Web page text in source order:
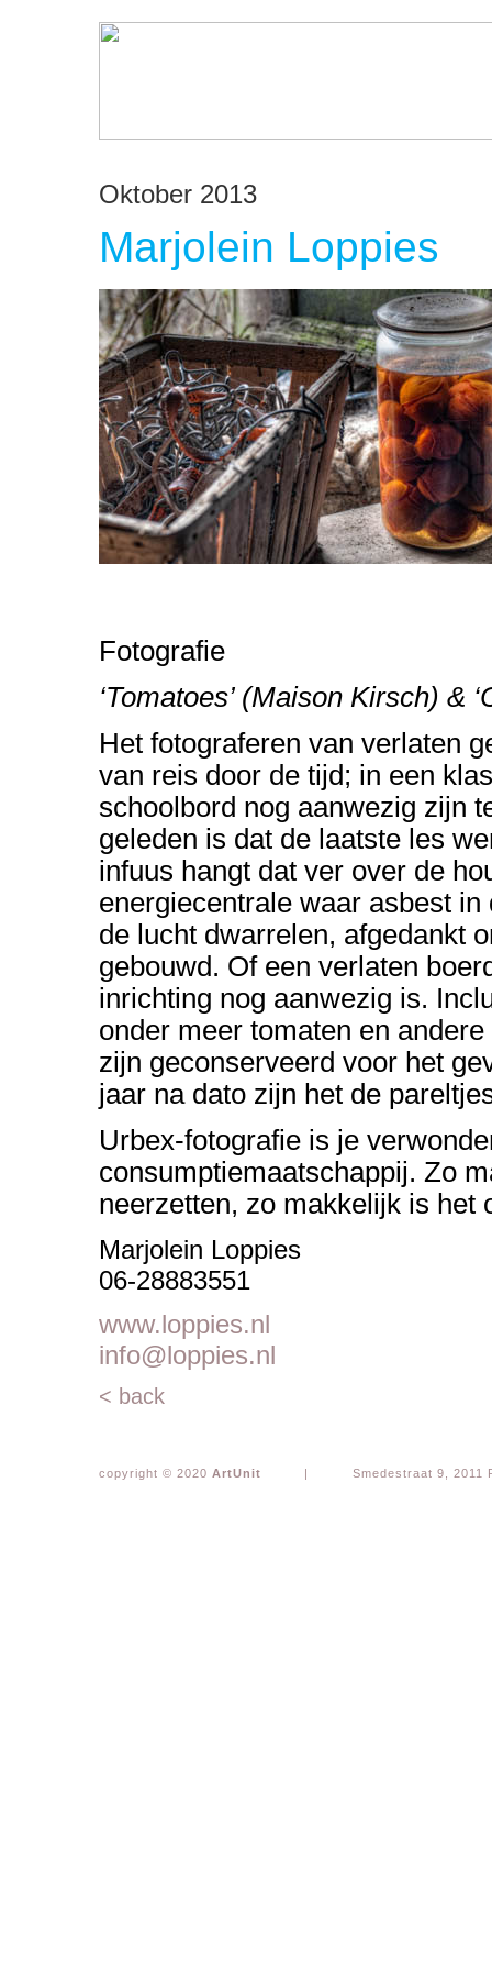
Oktober 2013
Marjolein Loppies
Fotografie
‘Tomatoes’ (Maison Kirsch) &
Het fotograferen van verlaten
van reis door de tijd; in een
schoolbord nog aanwezig zijn
geleden is dat de laatste les
infuus hangt dat ver over de
energiecentrale waar asbest
de lucht dwarrelen, afgedankt
gebouwd. Of een verlaten
inrichting nog aanwezig is.
onder meer tomaten en
zijn geconserveerd voor het
jaar na dato zijn het de
Urbex-fotografie is je
consumptiemaatschappij. Zo
neerzetten, zo makkelijk is het
Marjolein Loppies
06-28883551
www.loppies.nl
info@loppies.nl
< back
copyright © 2020 ArtUnit | Smedestraat 9, 2011